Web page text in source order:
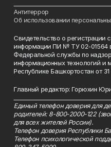
Антитеррор
Об использовании
Свидетельство о регистрации
информации ПИ № ТУ 02-01564
Федеральной службы по
информационных технологий и
Республике Башкортостан от 31
Главный редактор: Горюхин
Единый телефон доверия для
родителей: 8-800-2000-122
для всех жителей России).
Телефон доверия Республики
Телефон психологической